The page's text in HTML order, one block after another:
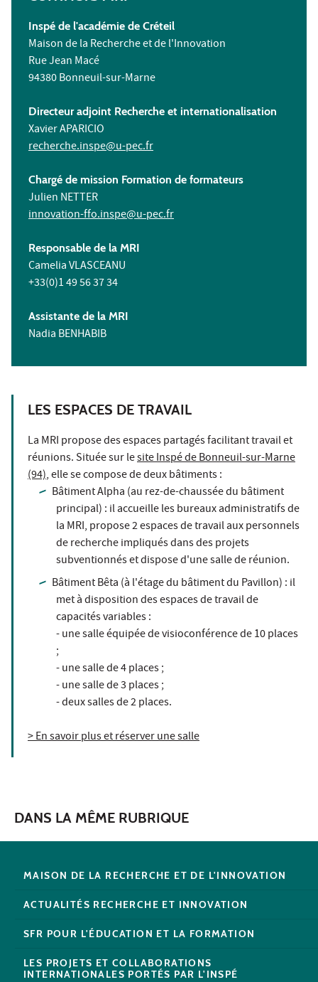
Inspé de l'académie de Créteil
Maison de la Recherche et de l'Innovation
Rue Jean Macé
94380 Bonneuil-sur-Marne
Directeur adjoint Recherche et internationalisation
Xavier APARICIO
recherche.inspe@u-pec.fr
Chargé de mission Formation de formateurs
Julien NETTER
innovation-ffo.inspe@u-pec.fr
Responsable de la MRI
Camelia VLASCEANU
+33(0)1 49 56 37 34
Assistante de la MRI
Nadia BENHABIB
LES ESPACES DE TRAVAIL
La MRI propose des espaces partagés facilitant travail et
réunions. Située sur lesite Inspé de Bonneuil-sur-Marne
(94), elle se compose de deux bâtiments :
Bâtiment Alpha (au rez-de-chaussée du bâtiment
principal) : il accueille les bureaux administratifs de
la MRI, propose 2 espaces de travail aux personnels
de recherche impliqués dans des projets
subventionnés et dispose d'une salle de réunion.
Bâtiment Bêta (à l'étage du bâtiment du Pavillon) : il
met à disposition des espaces de travail de
capacités variables :
- une salle équipée de visioconférence de 10 places
;
- une salle de 4 places ;
- une salle de 3 places ;
- deux salles de 2 places.
> En savoir plus et réserver une salle
DANS LA MÊME RUBRIQUE
MAISON DE LA RECHERCHE ET DE L'INNOVATION
ACTUALITÉS RECHERCHE ET INNOVATION
SFR POUR L'ÉDUCATION ET LA FORMATION
LES PROJETS ET COLLABORATIONS
INTERNATIONALES PORTÉS PAR L'INSPÉ